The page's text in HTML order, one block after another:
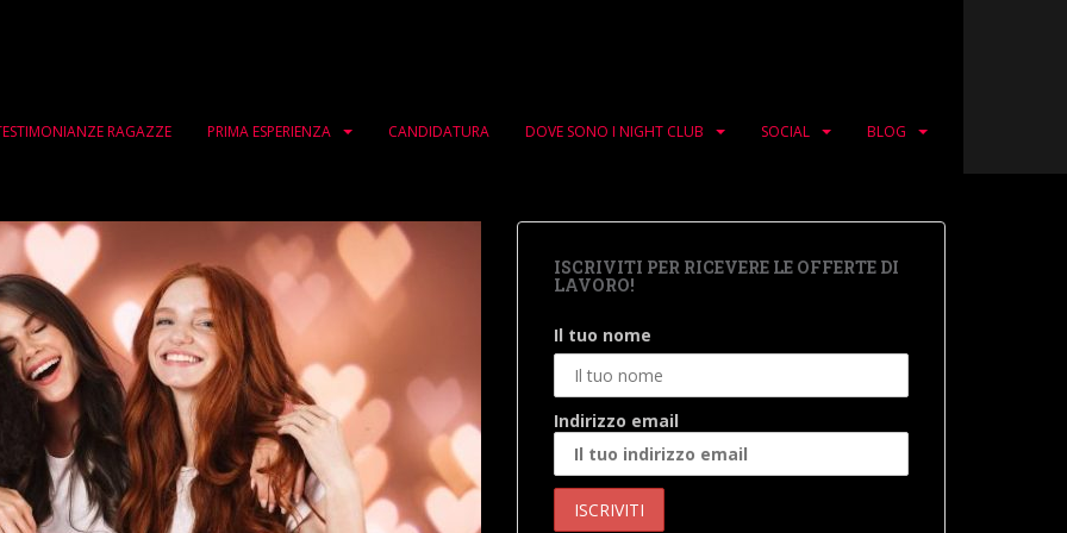
RAGAZZE PRIMA ESPERIENZA CANDIDATURA DOVE SONO I NIGHT CLUB SOCIAL BLOG
ISCRIVITI PER RICEVERE LE OFFERTE DI
LAVORO!
Il tuo nome
Indirizzo email